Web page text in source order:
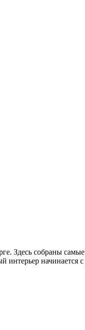
Здесь собраны
интерьер начинается с